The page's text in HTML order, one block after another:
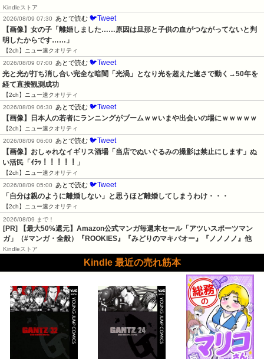
Kindleストア
2026/08/09 07:30
あとで読む 🐦Tweet
【画像】女の子「離婚しました……原因は旦那と子供の血がつながってないと判
明したからです……」
【2ch】ニュー速クオリティ
2026/08/09 07:00
あとで読む 🐦Tweet
光と光が打ち消し合い完全な暗闇「光渦」となり光を超えた速さで動く→50年を
経て直接観測成功
【2ch】ニュー速クオリティ
2026/08/09 06:30
あとで読む 🐦Tweet
【画像】日本人の若者にランニングがブームｗｗいまや出会いの場にｗｗｗｗｗ
【2ch】ニュー速クオリティ
2026/08/09 06:00
あとで読む 🐦Tweet
【画像】おしゃれなイギリス酒場「当店でぬいぐるみの撮影は禁止にします」ぬ
い活民「ｲﾗｯ！！！！！」
【2ch】ニュー速クオリティ
2026/08/09 05:00
あとで読む 🐦Tweet
「自分は親のように離婚しない」と思うほど離婚してしまうわけ・・・
【2ch】ニュー速クオリティ
2026/08/09 まで！
[PR]
【最大50%還元】Amazon公式マンガ毎週末セール「アツいスポーツマン
ガ」（#マンガ・全般）『ROOKIES』『みどりのマキバオー』『ノノノノ』他
Kindleストア
Kindle 最近の売れ筋本